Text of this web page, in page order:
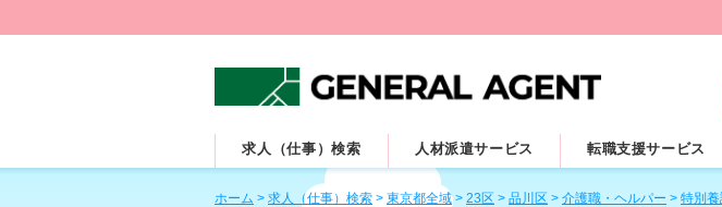
求人（仕事）検索 人材派遣サービス 転職支援サービス
ホーム > 求人（仕事）検索 > 東京都全域> 23区 > 品川区 > 介護職・ヘルパー > 特別